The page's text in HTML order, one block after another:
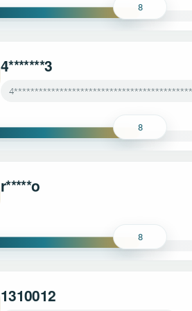
8
4*******3
8
r*****o
8
1310012